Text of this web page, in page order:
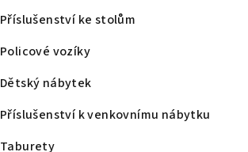
Příslušenství ke stolům
Policové vozíky
Dětský nábytek
Příslušenství k venkovnímu nábytku
Taburety